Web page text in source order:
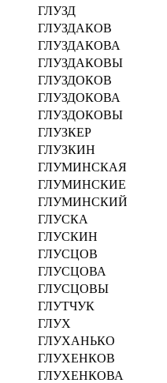
ГЛУЗД
ГЛУЗДАКОВ
ГЛУЗДАКОВА
ГЛУЗДАКОВЫ
ГЛУЗДОКОВ
ГЛУЗДОКОВА
ГЛУЗДОКОВЫ
ГЛУЗКЕР
ГЛУЗКИН
ГЛУМИНСКАЯ
ГЛУМИНСКИЕ
ГЛУМИНСКИЙ
ГЛУСКА
ГЛУСКИН
ГЛУСЦОВ
ГЛУСЦОВА
ГЛУСЦОВЫ
ГЛУТЧУК
ГЛУХ
ГЛУХАНЬКО
ГЛУХЕНКОВ
ГЛУХЕНКОВА